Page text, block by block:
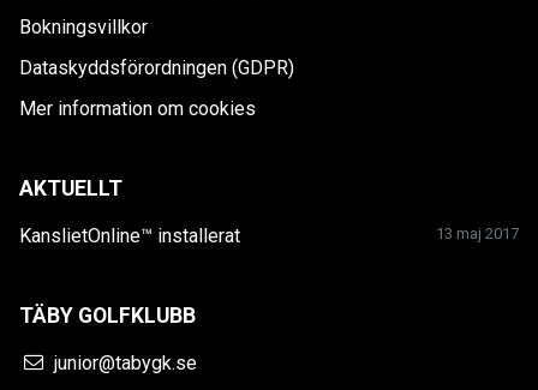
Bokningsvillkor
Dataskyddsförordningen (GDPR)
Mer information om cookies
AKTUELLT
KanslietOnline™ installerat 13 maj 2017
TÄBY GOLFKLUBB
junior@tabygk.se